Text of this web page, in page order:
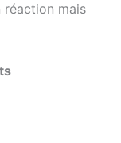
réaction mais